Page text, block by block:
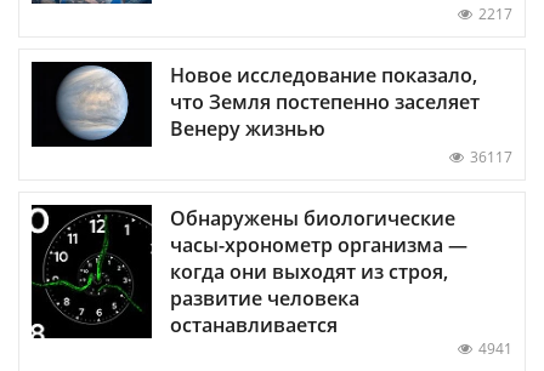
2217
Новое исследование показало,
что Земля постепенно заселяет
Венеру жизнью
36117
Обнаружены биологические
часы-хронометр организма —
когда они выходят из строя,
развитие человека
останавливается
4941